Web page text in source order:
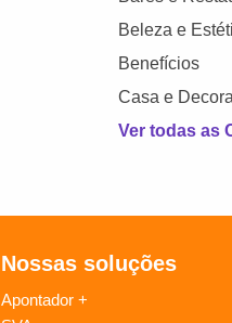
Beleza e
Benefícios
Casa e
Ver todas as
Nossas soluções
Apontador +